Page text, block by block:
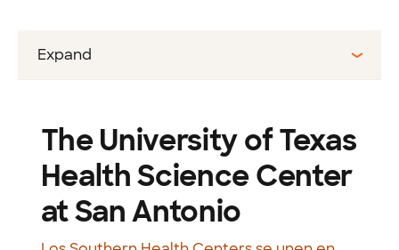
Expand
The University of Texas
Health Science Center
at San Antonio